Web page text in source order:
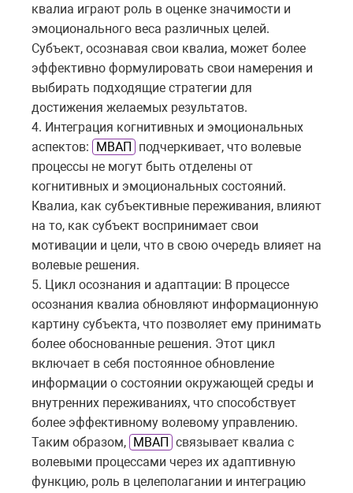
квалиа играют роль в оценке значимости и
эмоционального веса различных целей.
Субъект, осознавая свои квалиа, может более
эффективно формулировать свои намерения и
выбирать подходящие стратегии для
достижения желаемых результатов.
4. Интеграция когнитивных и эмоциональных
аспектов:
МВАП
подчеркивает, что волевые
процессы не могут быть отделены от
когнитивных и эмоциональных состояний.
Квалиа, как субъективные переживания, влияют
на то, как субъект воспринимает свои
мотивации и цели, что в свою очередь влияет на
волевые решения.
5. Цикл осознания и адаптации: В процессе
осознания квалиа обновляют информационную
картину субъекта, что позволяет ему принимать
более обоснованные решения. Этот цикл
включает в себя постоянное обновление
информации о состоянии окружающей среды и
внутренних переживаниях, что способствует
более эффективному волевому управлению.
Таким образом, МВАП связывает квалиа с
волевыми процессами через их адаптивную
функцию, роль в целеполагании и интеграцию